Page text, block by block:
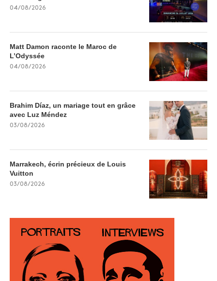
04/08/2026
Matt Damon raconte le Maroc de
L’Odyssée
04/08/2026
Brahim Díaz, un mariage tout en grâce
avec Luz Méndez
03/08/2026
Marrakech, écrin précieux de Louis
Vuitton
03/08/2026